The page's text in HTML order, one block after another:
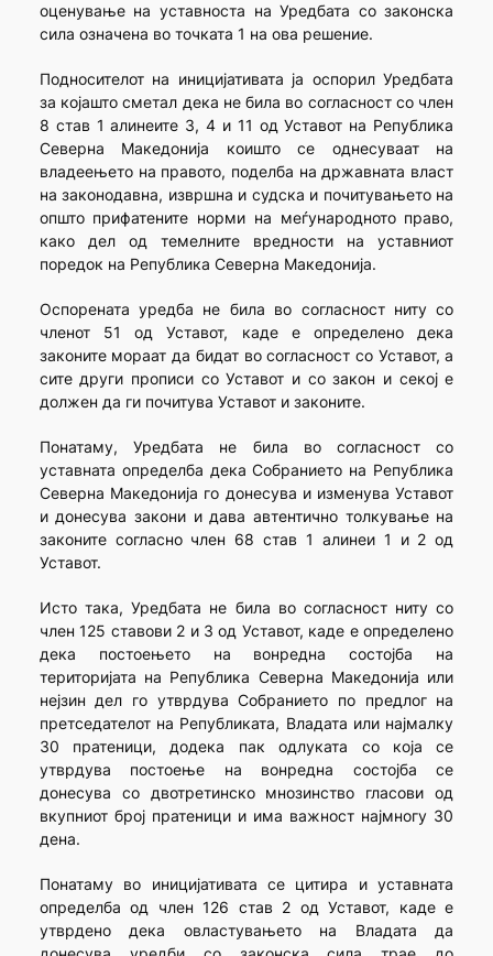
оценување на уставноста на Уредбата со законска
сила означена во точката 1 на ова решение.
Подносителот на иницијативата ја оспорил Уредбата
за којашто сметал дека не била во согласност со член
8 став 1 алинеите 3, 4 и 11 од Уставот на Република
Северна Македонија коишто се однесуваат на
владеењето на правото, поделба на државната власт
на законодавна, извршна и судска и почитувањето на
општо прифатените норми на меѓународното право,
како дел од темелните вредности на уставниот
поредок на Република Северна Македонија.
Оспорената уредба не била во согласност ниту со
членот 51 од Уставот, каде е определено дека
законите мораат да бидат во согласност со Уставот, а
сите други прописи со Уставот и со закон и секој е
должен да ги почитува Уставот и законите.
Понатаму, Уредбата не била во согласност со
уставната определба дека Собранието на Република
Северна Македонија го донесува и изменува Уставот
и донесува закони и дава автентично толкување на
законите согласно член 68 став 1 алинеи 1 и 2 од
Уставот.
Исто така, Уредбата не била во согласност ниту со
член 125 ставови 2 и 3 од Уставот, каде е определено
дека постоењето на вонредна состојба на
територијата на Република Северна Македонија или
нејзин дел го утврдува Собранието по предлог на
претседателот на Републиката, Владата или најмалку
30 пратеници, додека пак одлуката со која се
утврдува постоење на вонредна состојба се
донесува со двотретинско мнозинство гласови од
вкупниот број пратеници и има важност најмногу 30
дена.
Понатаму во иницијативата се цитира и уставната
определба од член 126 став 2 од Уставот, каде е
утврдено дека овластувањето на Владата да